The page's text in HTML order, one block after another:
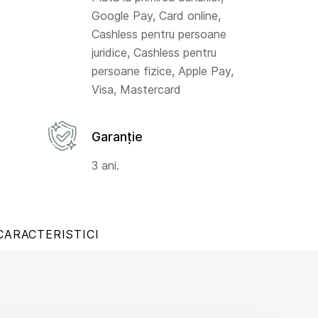
Google Pay, Card online,
Cashless pentru persoane
juridice, Cashless pentru
persoane fizice, Apple Pay,
Visa, Mastercard
Garanție
3 ani.